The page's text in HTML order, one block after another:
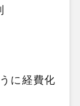
に経費化